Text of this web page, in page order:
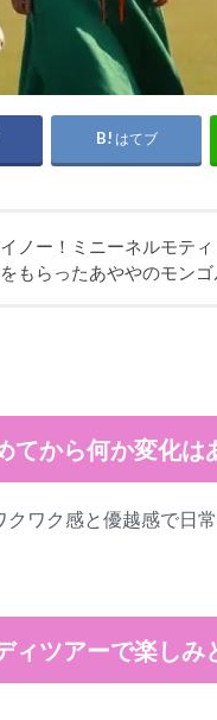
はてブ
ノー！ミニーネルモテ
もらったあややのモン
てから何か変化は
ワク感と優越感で日
ィツアーで楽しみ